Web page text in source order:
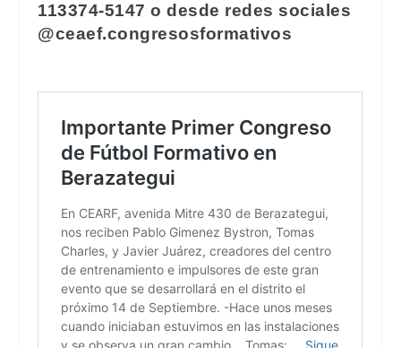
113374-5147 o desde redes sociales
@ceaef.congresosformativos